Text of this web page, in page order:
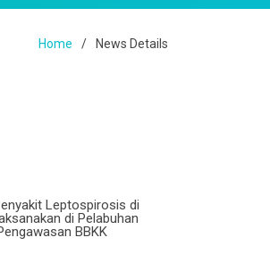
Home News Details
Leptospirosis di
di Pelabuhan
BBKK